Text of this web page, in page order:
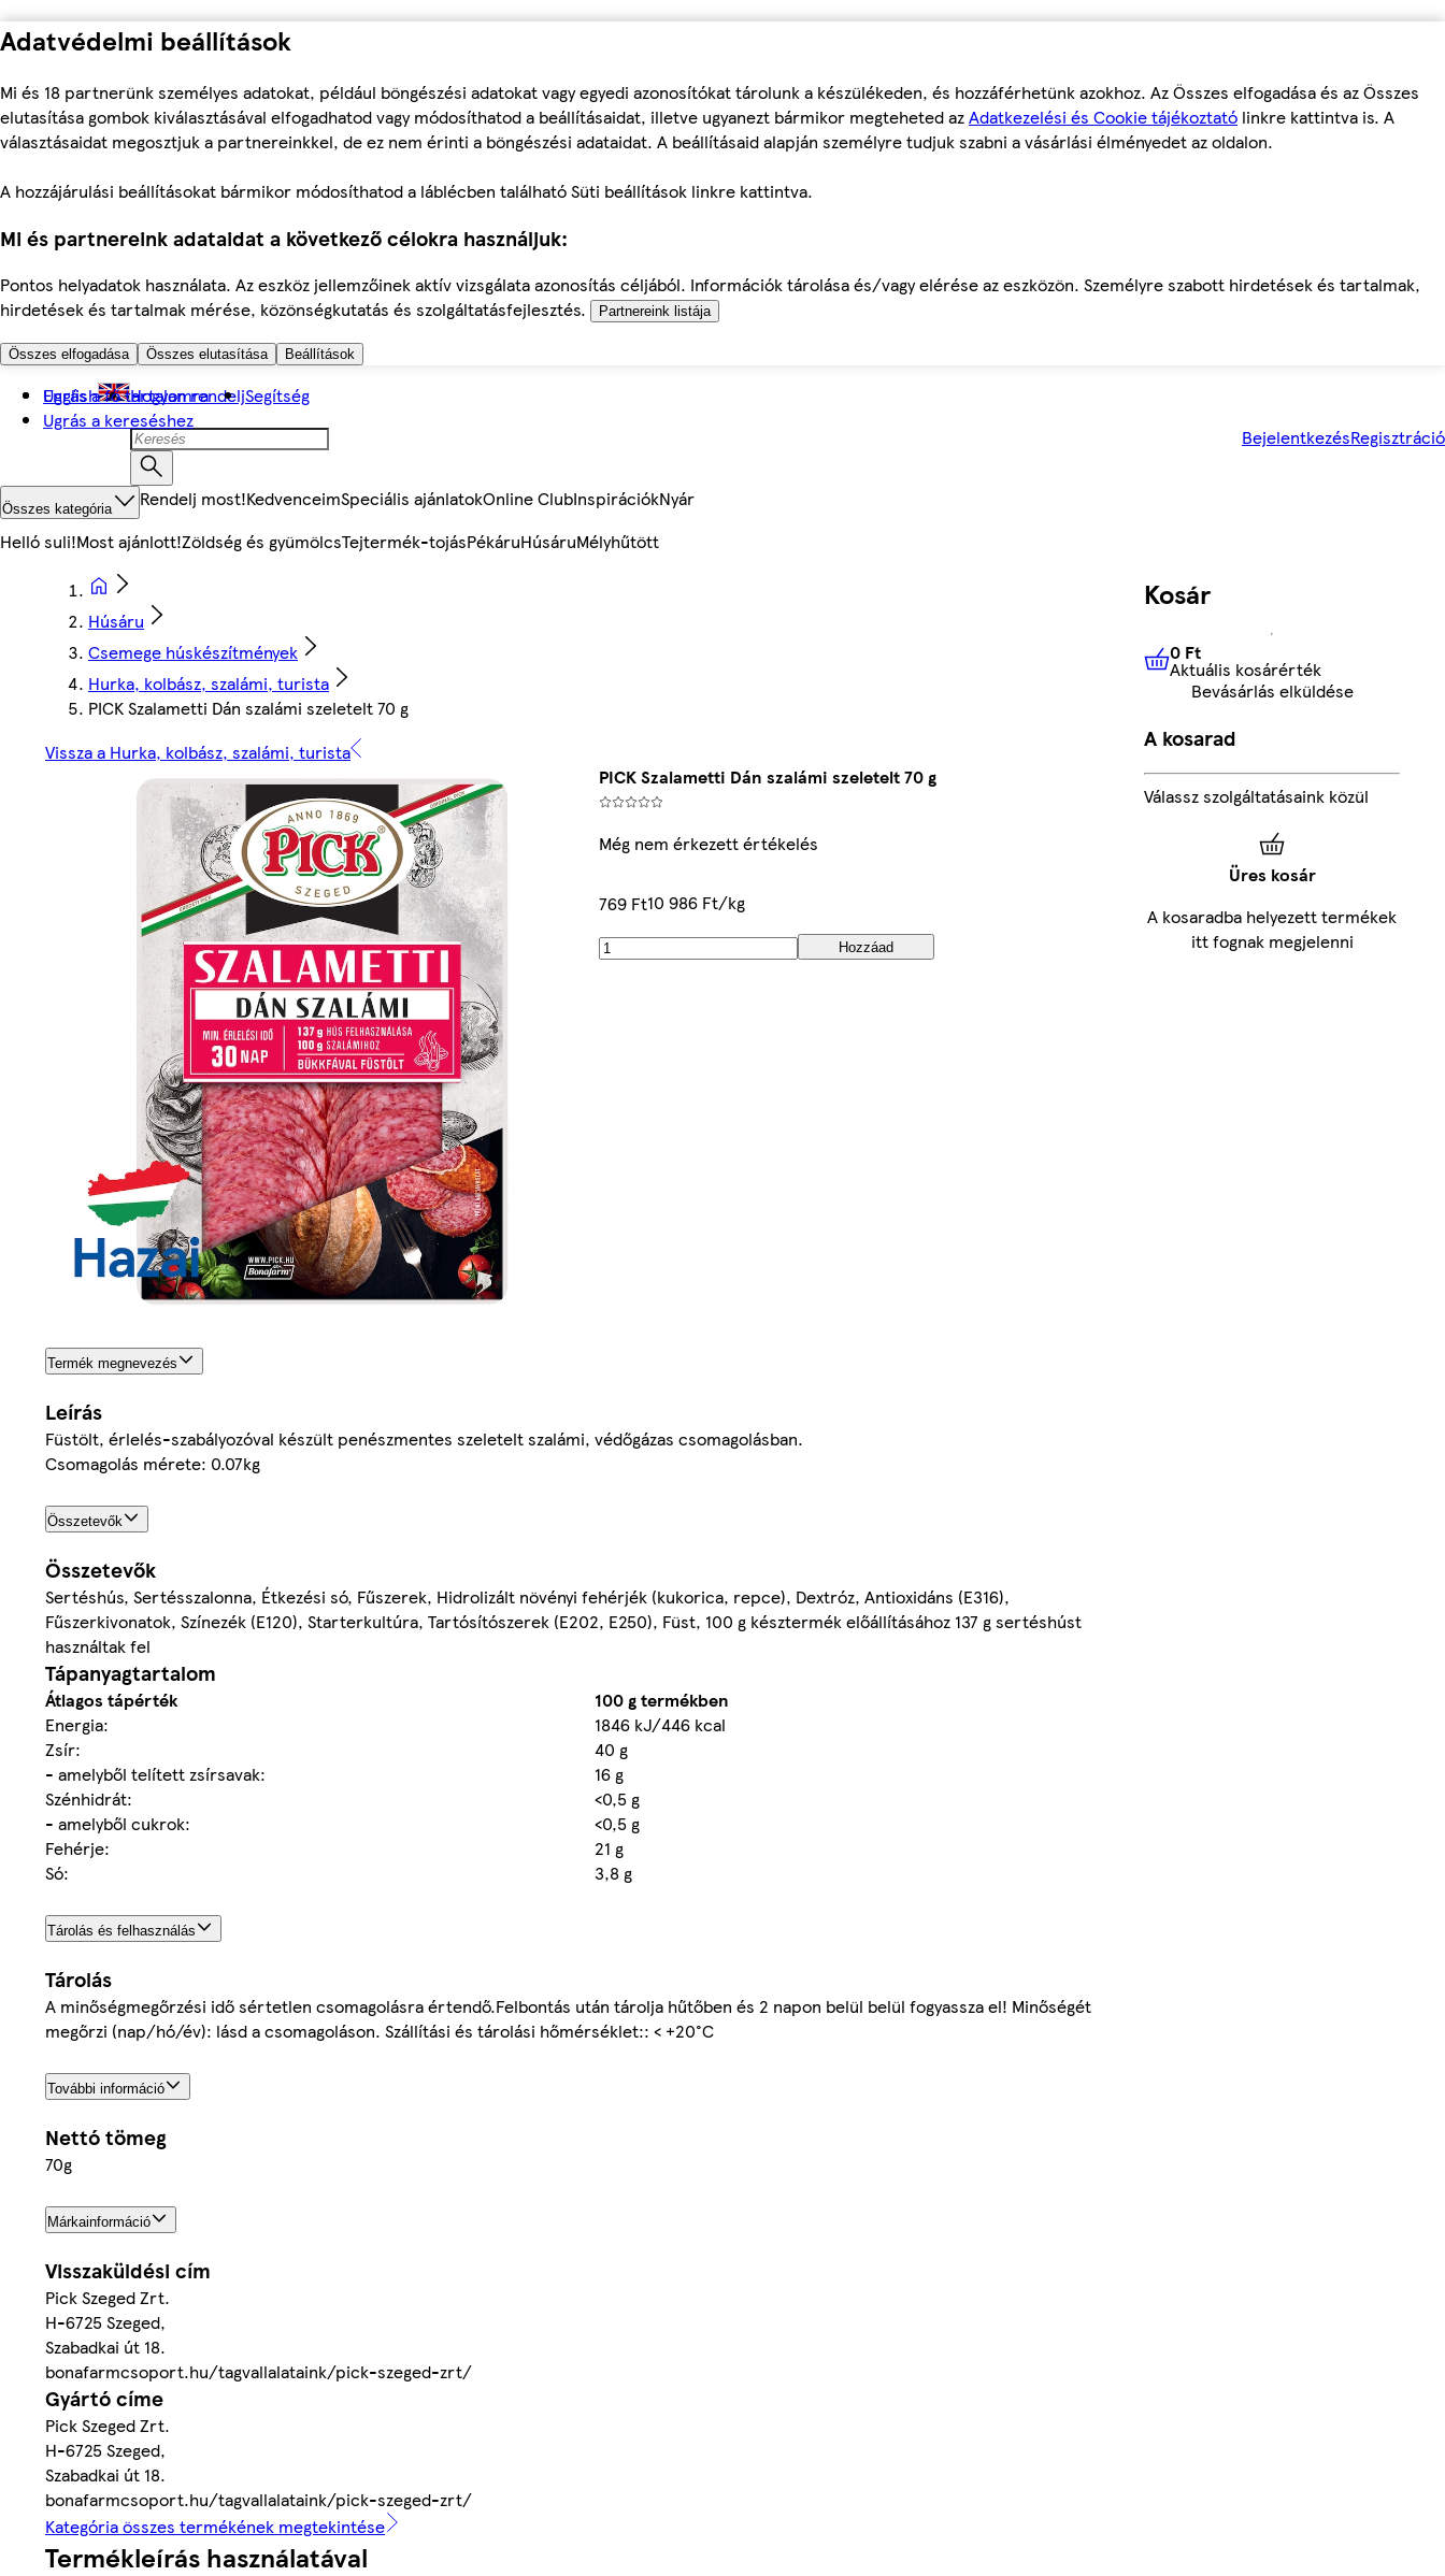
Adatvédelmi beállítások
Mi és 18 partnerünk személyes adatokat, például böngészési adatokat vagy egyedi azonosítókat tárolunk a készülékeden, és hozzáférhetünk azokhoz. Az Összes elfogadása és az Összes
elutasítása gombok kiválasztásával elfogadhatod vagy módosíthatod a beállításaidat, illetve ugyanezt bármikor megteheted azAdatkezelési és Cookie tájékoztató linkre kattintva is. A
választásaidat megosztjuk a partnereinkkel, de ez nem érinti a böngészési adataidat. A beállításaid alapján személyre tudjuk szabni a vásárlási élményedet az oldalon.
A hozzájárulási beállításokat bármikor módosíthatod a láblécben található Süti beállítások linkre kattintva.
Mi és partnereink adataidat a következő célokra használjuk:
Pontos helyadatok használata. Az eszköz jellemzőinek aktív vizsgálata azonosítás céljából. Információk tárolása és/vagy elérése az eszközön. Személyre szabott hirdetések és tartalmak,
hirdetések és tartalmak mérése, közönségkutatás és szolgáltatásfejlesztés.
Partnereink listája
Összes elfogadása Összes elutasítása Beállítások
Ugrás a fő tartalomra
Ugrás a kereséshez
English Hogyan rendeljSegítség
BejelentkezésRegisztráció
Összes kategória Rendelj most!KedvenceimSpeciális ajánlatokOnline ClubInspirációkNyár
Helló suli!Most ajánlott!Zöldség és gyümölcsTejtermék-tojásPékáruHúsáruMélyhűtött
Húsáru
Csemege húskészítmények
Hurka, kolbász, szalámi, turista
PICK Szalametti Dán szalámi szeletelt 70 g
Vissza a Hurka, kolbász, szalámi, turista
PICK Szalametti Dán szalámi szeletelt 70 g
Még nem érkezett értékelés
769 Ft10 986 Ft/kg
Hozzáad
Termék megnevezés
Leírás
Füstölt, érlelés-szabályozóval készült penészmentes szeletelt szalámi, védőgázas csomagolásban.
Csomagolás mérete: 0.07kg
Összetevők
Összetevők
Sertéshús, Sertésszalonna, Étkezési só, Fűszerek, Hidrolizált növényi fehérjék (kukorica, repce), Dextróz, Antioxidáns (E316),
Fűszerkivonatok, Színezék (E120), Starterkultúra, Tartósítószerek (E202, E250), Füst, 100 g késztermék előállításához 137 g sertéshúst
használtak fel
Tápanyagtartalom
Átlagos tápérték
100 g termékben
Energia:
1846 kJ/446 kcal
Zsír:
40 g
- amelyből telített zsírsavak:
16 g
Szénhidrát:
<0,5 g
- amelyből cukrok:
<0,5 g
Fehérje:
21 g
Só:
3,8 g
Tárolás és felhasználás
Tárolás
A minőségmegőrzési idő sértetlen csomagolásra értendő.Felbontás után tárolja hűtőben és 2 napon belül belül fogyassza el! Minőségét
megőrzi (nap/hó/év): lásd a csomagoláson. Szállítási és tárolási hőmérséklet:: < +20°C
További információ
Nettó tömeg
70g
Márkainformáció
Visszaküldési cím
Pick Szeged Zrt.
H-6725 Szeged,
Szabadkai út 18.
bonafarmcsoport.hu/tagvallalataink/pick-szeged-zrt/
Gyártó címe
Pick Szeged Zrt.
H-6725 Szeged,
Szabadkai út 18.
bonafarmcsoport.hu/tagvallalataink/pick-szeged-zrt/
Kategória összes termékének megtekintése
Termékleírás használatával
Kosár
0 FtAktuális kosárérték
0 Ft
Aktuális kosárérték
Bevásárlás elküldése
A kosarad
Válassz szolgáltatásaink közül
Üres kosár
A kosaradba helyezett termékek
itt fognak megjelenni